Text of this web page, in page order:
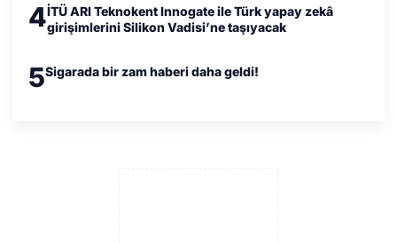
4İTÜ ARI Teknokent Innogate ile Türk yapay zekâ
girişimlerini Silikon Vadisi’ne taşıyacak
5Sigarada bir zam haberi daha geldi!